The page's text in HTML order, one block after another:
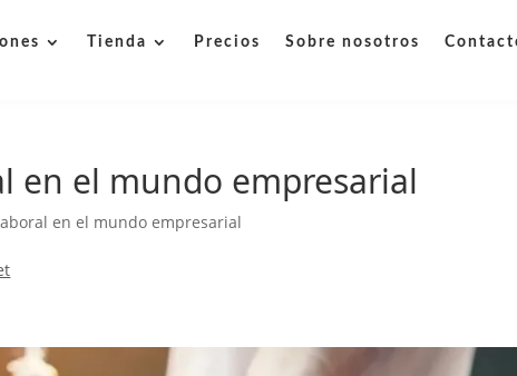
Tienda Precios Sobre nosotros
en el mundo empresarial
en el mundo empresarial